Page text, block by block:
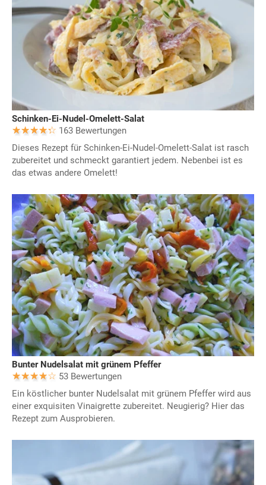
Schinken-Ei-Nudel-Omelett-Salat
163 Bewertungen
Dieses Rezept für Schinken-Ei-Nudel-Omelett-Salat ist rasch
zubereitet und schmeckt garantiert jedem. Nebenbei ist es
das etwas andere Omelett!
Bunter Nudelsalat mit grünem Pfeffer
53 Bewertungen
Ein köstlicher bunter Nudelsalat mit grünem Pfeffer wird aus
einer exquisiten Vinaigrette zubereitet. Neugierig? Hier das
Rezept zum Ausprobieren.